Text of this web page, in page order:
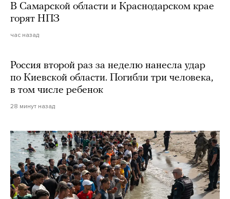
В Самарской области и Краснодарском крае
горят НПЗ
час назад
Россия второй раз за неделю нанесла удар
по Киевской области. Погибли три человека,
в том числе ребенок
28 минут назад